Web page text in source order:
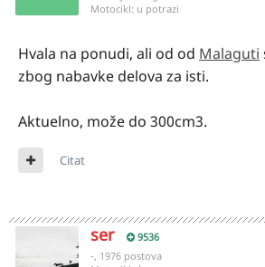
Motocikl: u potrazi
Hvala na ponudi, ali od od Malaguti
zbog nabavke delova za isti.
Aktuelno, može do 300cm3.
Citat
ser 9536
-, 1976 postova